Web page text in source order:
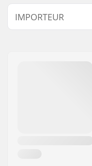
IMPORTEUR